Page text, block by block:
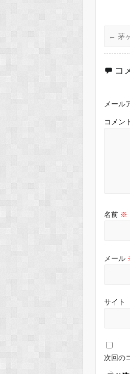
← 茅
コ
メール
コメン
名前 ※
メール
サイト
次回の